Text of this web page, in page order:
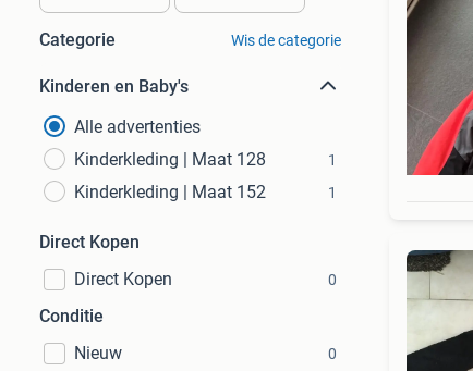
Categorie Wis de categorie
Kinderen en Baby's
Alle advertenties
Kinderkleding | Maat 128
1
Kinderkleding | Maat 152 1
Direct Kopen
Direct Kopen
0
Conditie
Nieuw
0